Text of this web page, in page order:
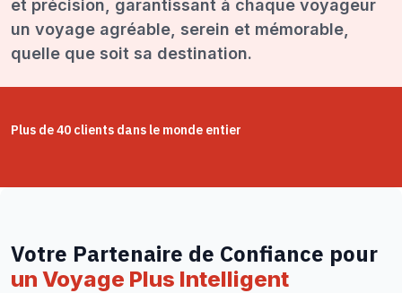
et précision, garantissant à chaque voyageur
un voyage agréable, serein et mémorable,
quelle que soit sa destination.
Plus de 40 clients dans le monde entier
Votre Partenaire de Confiance pour
un Voyage Plus Intelligent